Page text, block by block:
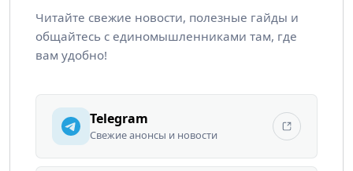
Читайте свежие новости, полезные гайды и
общайтесь с единомышленниками там, где
вам удобно!
Telegram
Свежие анонсы и новости